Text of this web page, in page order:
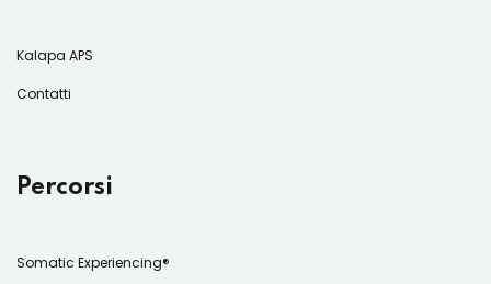
Kalapa APS
Contatti
Percorsi
Somatic Experiencing®